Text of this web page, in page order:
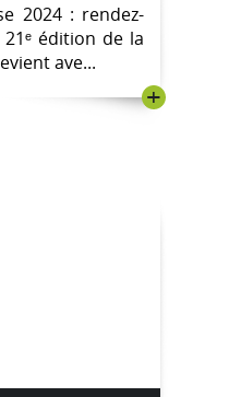
2024 : rendez-
édition de la
ave...
+